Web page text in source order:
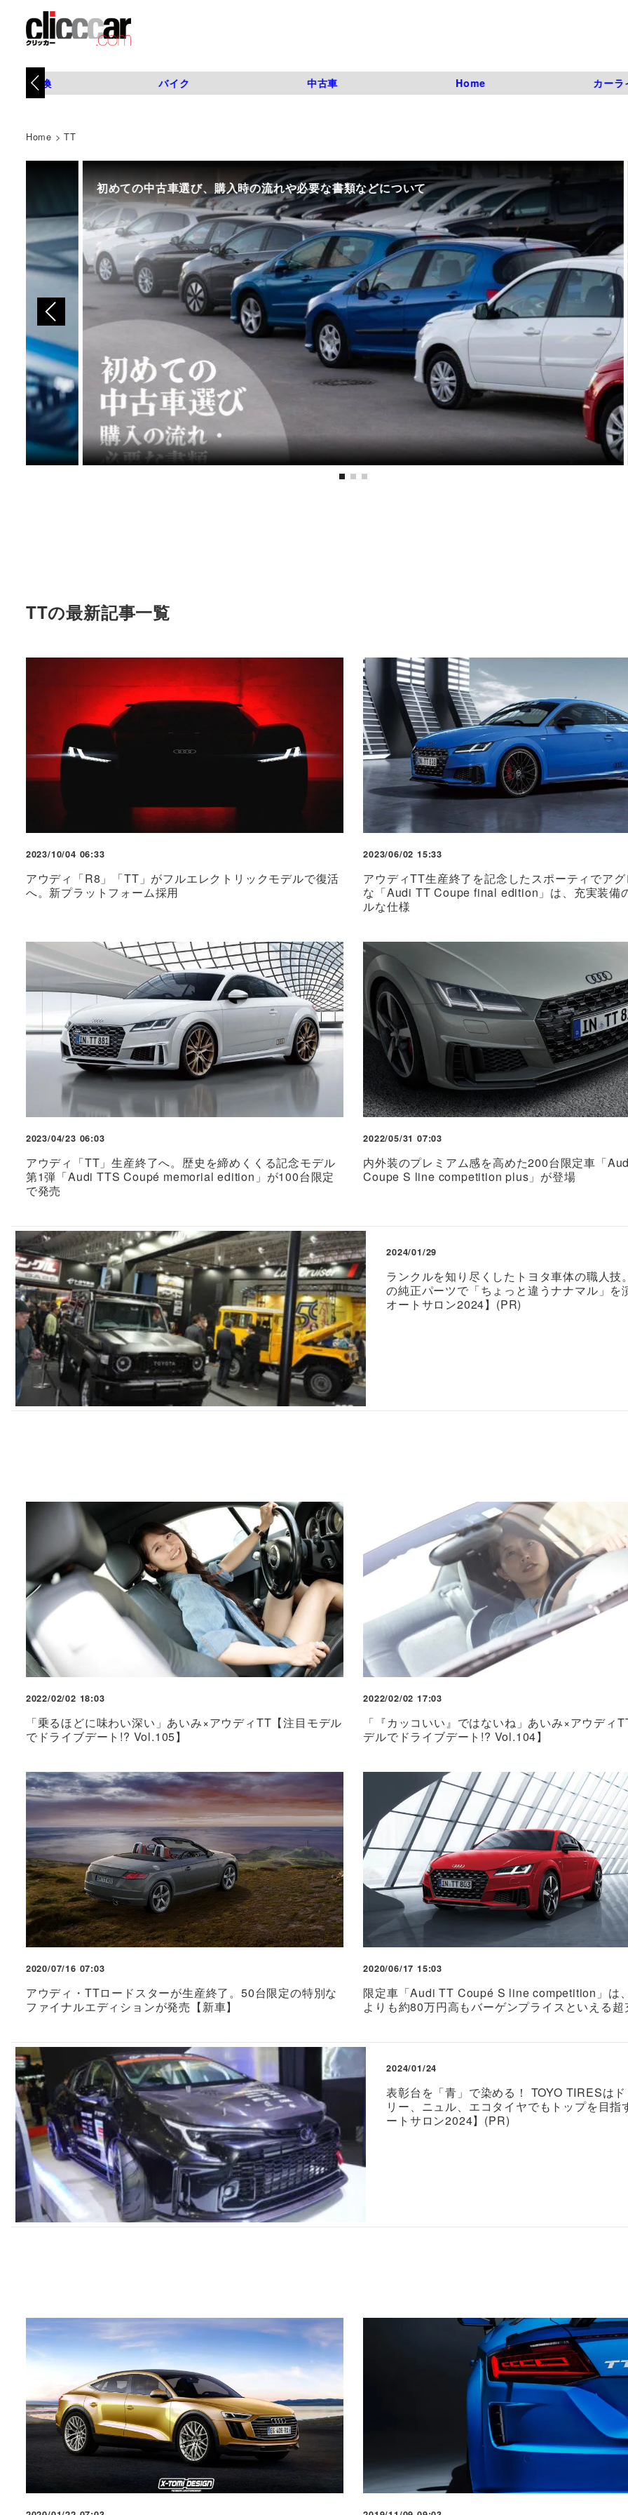
タイヤ交換 バイク 中古車 Home カーラ
Home >TT
初めての中古車選び、購入時の流れや必要な書類などについて
TTの最新記事一覧
2023/10/04 06:33
アウディ「R8」「TT」がフルエレクトリックモデルで復活
へ。新プラットフォーム採用
2023/06/02 15:33
アウディTT生産終了を記念したスポーティでア
な「Audi TT Coupe final edition」は、充実装備
ルな仕様
2023/04/23 06:03
アウディ「TT」生産終了へ。歴史を締めくくる記念モデル
第1弾「Audi TTS Coupé memorial edition」が100台限定
で発売
2022/05/31 07:03
内外装のプレミアム感を高めた200台限定車「
Coupe S line competition plus」が登場
2024/01/29
ランクルを知り尽くしたトヨタ車体の職人技
の純正パーツで「ちょっと違うナナマル」を
オートサロン2024】(PR)
2022/02/02 18:03
「乗るほどに味わい深い」あいみ×アウディTT【注目モデル
でドライブデート!? Vol.105】
2022/02/02 17:03
「『カッコいい』ではないね」あいみ×アウディ
デルでドライブデート!? Vol.104】
2020/07/16 07:03
アウディ・TTロードスターが生産終了。50台限定の特別な
ファイナルエディションが発売【新車】
2020/06/17 15:03
限定車「Audi TT Coupé S line competition」は
よりも約80万円高もバーゲンプライスといえる
2024/01/24
表彰台を「青」で染める！ TOYO TIRESは
リー、ニュル、エコタイヤでもトップを目指
ートサロン2024】(PR)